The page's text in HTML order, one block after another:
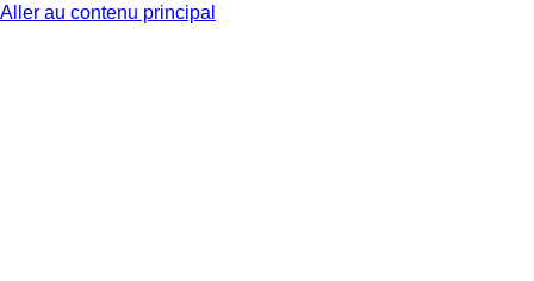
Aller au contenu principal